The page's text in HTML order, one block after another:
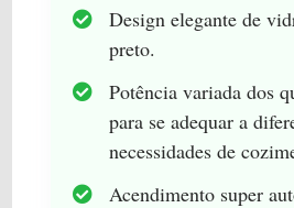
Design elegante de
preto.
Potência variada dos
para se adequar a
necessidades de
Acendimento super